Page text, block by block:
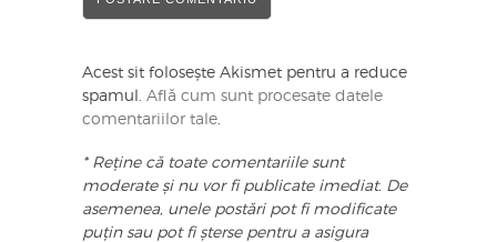
Acest sit folosește Akismet pentru a reduce
spamul. Află cum sunt procesate datele
comentariilor tale
* Reține că toate comentariile sunt
moderate și nu vor fi publicate imediat. De
asemenea, unele postări pot fi modificate
puțin sau pot fi șterse pentru a asigura